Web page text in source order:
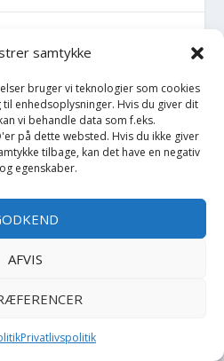
samtykke
bruger vi teknologier som cookies
enhedsoplysninger. Hvis du giver dit
vi behandle data som f.eks.
på dette websted. Hvis du ikke giver
tilbage, kan det have en negativ
egenskaber.
AFVIS
Privatlivspolitik